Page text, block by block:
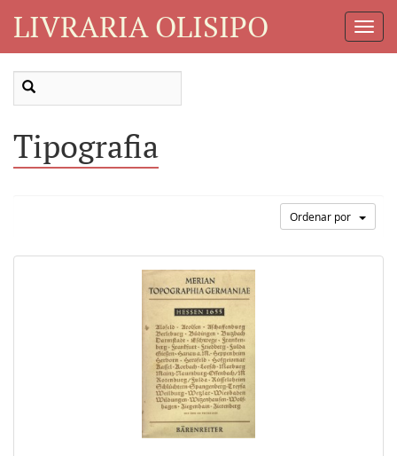
LIVRARIA OLISIPO
Tipografia
Ordenar por